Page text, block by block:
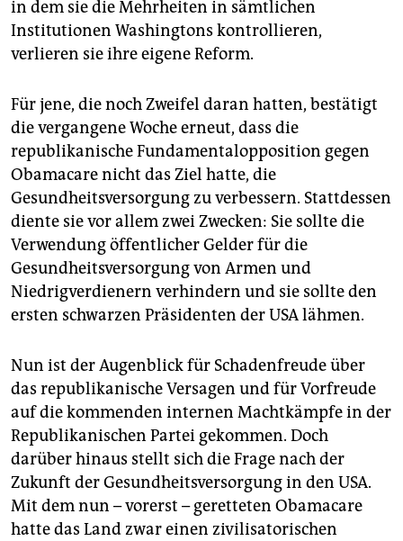
in dem sie die Mehrheiten in sämtlichen
Institutionen Washingtons kontrollieren,
verlieren sie ihre eigene Reform.
Für jene, die noch Zweifel daran hatten, bestätigt
die vergangene Woche erneut, dass die
republikanische Fundamentalopposition gegen
Obamacare nicht das Ziel hatte, die
Gesundheitsversorgung zu verbessern. Stattdessen
diente sie vor allem zwei Zwecken: Sie sollte die
Verwendung öffentlicher Gelder für die
Gesundheitsversorgung von Armen und
Niedrigverdienern verhindern und sie sollte den
ersten schwarzen Präsidenten der USA lähmen.
Nun ist der Augenblick für Schadenfreude über
das republikanische Versagen und für Vorfreude
auf die kommenden internen Machtkämpfe in der
Republikanischen Partei gekommen. Doch
darüber hinaus stellt sich die Frage nach der
Zukunft der Gesundheitsversorgung in den USA.
Mit dem nun – vorerst – geretteten Obamacare
hatte das Land zwar einen zivilisatorischen